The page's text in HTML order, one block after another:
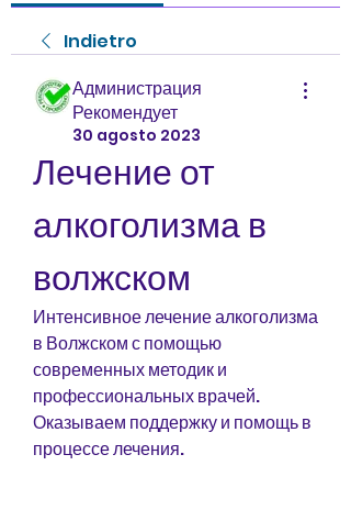
Indietro
Администрация
Рекомендует
30 agosto 2023
Лечение от
алкоголизма в
волжском
Интенсивное лечение алкоголизма
в Волжском с помощью
современных методик и
профессиональных врачей.
Оказываем поддержку и помощь в
процессе лечения.